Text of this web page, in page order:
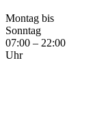
Montag bis
Sonntag
07:00 – 22:00
Uhr